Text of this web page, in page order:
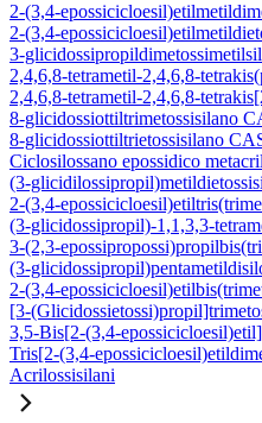
2-(3,4-
2-(3,4-
3-
2,4,6,8-tetrametil-2,4,6,8-
2,4,6,8-tetrametil-2,4,6,8-
8-glicidossiottiltrimetossisilano
8-glicidossiottiltrietossisilano
Ciclosilossano epossidico
(3-
2-(3,4-
(3-glicidossipropil)-1,1,3,3-
3-(2,3-
(3-
2-(3,4-
[3-
3,5-Bis[2-(3,4-
Tris[2-(3,4-
Acrilossisilani